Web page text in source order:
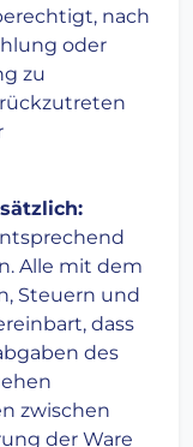
nach
oder
zu
Alle mit dem
Steuern und
dass
des
zwischen
der Ware